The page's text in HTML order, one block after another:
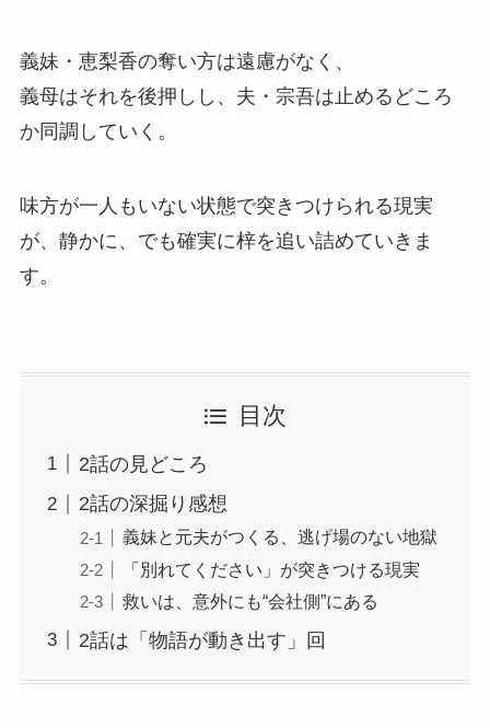
義妹・恵梨香の奪い方は遠慮がなく、
義母はそれを後押しし、夫・宗吾は止めるどころ
か同調していく。
味方が一人もいない状態で突きつけられる現実
が、静かに、でも確実に梓を追い詰めていきま
す。
目次
2話の見どころ
2話の深掘り感想
義妹と元夫がつくる、逃げ場のない地獄
「別れてください」が突きつける現実
救いは、意外にも“会社側”にある
2話は「物語が動き出す」回